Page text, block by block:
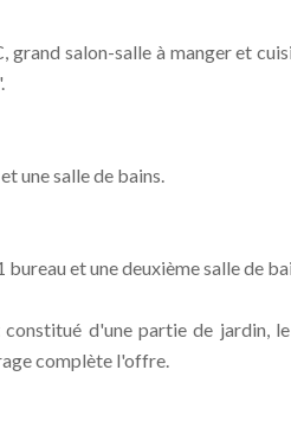
grand salon-salle à manger et
une salle de bains.
bureau et une deuxième salle de
constitué d'une partie de jardin,
complète l'offre.